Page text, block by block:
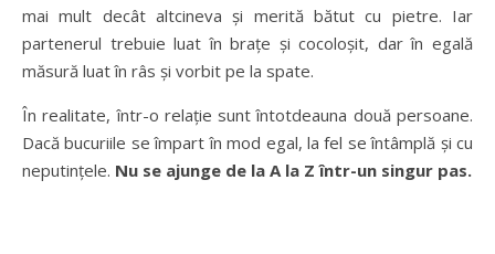
mai mult decât altcineva și merită bătut cu pietre. Iar
partenerul trebuie luat în brațe și cocoloșit, dar în egală
măsură luat în râs și vorbit pe la spate.
În realitate, într-o relație sunt întotdeauna două persoane.
Dacă bucuriile se împart în mod egal, la fel se întâmplă și cu
neputințele. Nu se ajunge de la A la Z într-un singur pas.